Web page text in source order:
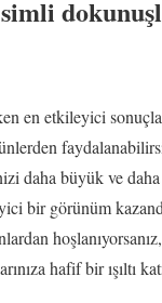
en etkileyici
daha büyük ve daha
bir görünüm
hafif bir ışıltı